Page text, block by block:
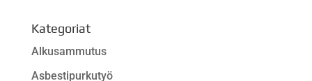
Kategoriat
Alkusammutus
Asbestipurkutyö